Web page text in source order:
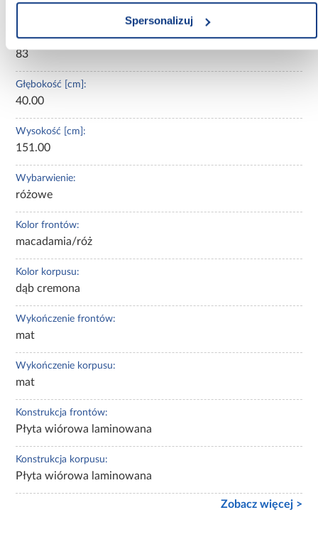
Spersonalizuj
Szerokość [cm]:
83
Głębokość [cm]:
40.00
Wysokość [cm]:
151.00
Wybarwienie:
różowe
Kolor frontów:
macadamia/róż
Kolor korpusu:
dąb cremona
Wykończenie frontów:
mat
Wykończenie korpusu:
mat
Konstrukcja frontów:
Płyta wiórowa laminowana
Konstrukcja korpusu:
Płyta wiórowa laminowana
Zobacz więcej >